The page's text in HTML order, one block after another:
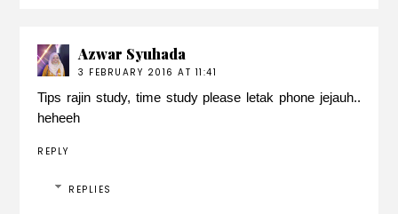
Azwar Syuhada
3 FEBRUARY 2016 AT 11:41
Tips rajin study, time study please letak phone jejauh..
heheeh
REPLY
REPLIES